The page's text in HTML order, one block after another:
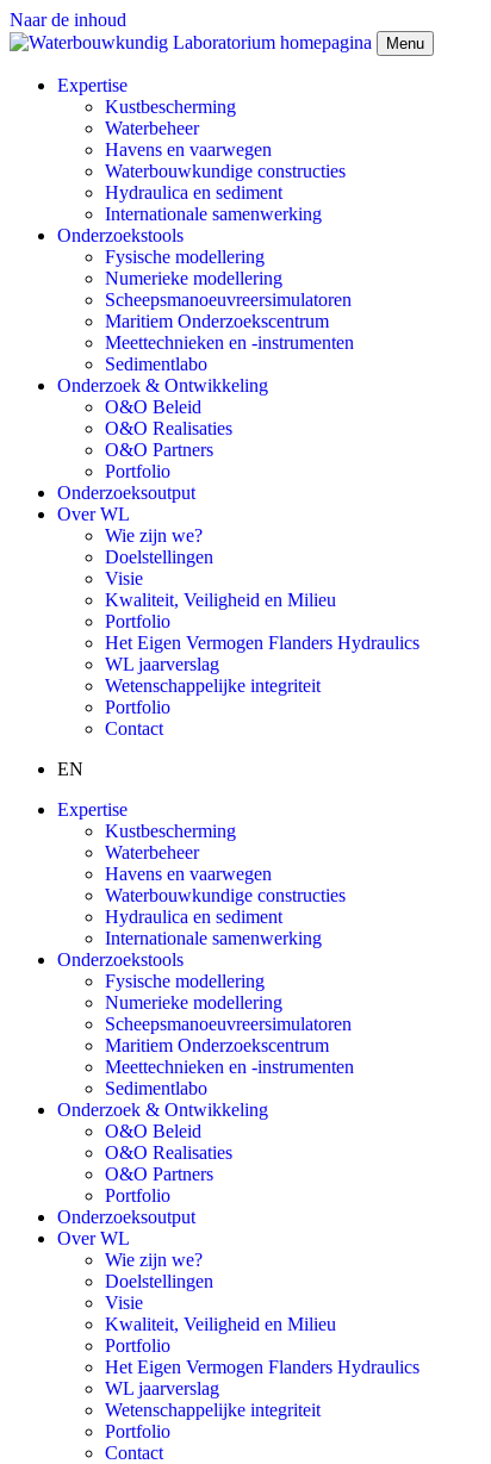
Naar de inhoud
Menu
Expertise
Kustbescherming
Waterbeheer
Havens en vaarwegen
Waterbouwkundige constructies
Hydraulica en sediment
Internationale samenwerking
Onderzoekstools
Fysische modellering
Numerieke modellering
Scheepsmanoeuvreersimulatoren
Maritiem Onderzoekscentrum
Meettechnieken en -instrumenten
Sedimentlabo
Onderzoek & Ontwikkeling
O&O Beleid
O&O Realisaties
O&O Partners
Portfolio
Onderzoeksoutput
Over WL
Wie zijn we?
Doelstellingen
Visie
Kwaliteit, Veiligheid en Milieu
Portfolio
Het Eigen Vermogen Flanders Hydraulics
WL jaarverslag
Wetenschappelijke integriteit
Portfolio
Contact
EN
Expertise
Kustbescherming
Waterbeheer
Havens en vaarwegen
Waterbouwkundige constructies
Hydraulica en sediment
Internationale samenwerking
Onderzoekstools
Fysische modellering
Numerieke modellering
Scheepsmanoeuvreersimulatoren
Maritiem Onderzoekscentrum
Meettechnieken en -instrumenten
Sedimentlabo
Onderzoek & Ontwikkeling
O&O Beleid
O&O Realisaties
O&O Partners
Portfolio
Onderzoeksoutput
Over WL
Wie zijn we?
Doelstellingen
Visie
Kwaliteit, Veiligheid en Milieu
Portfolio
Het Eigen Vermogen Flanders Hydraulics
WL jaarverslag
Wetenschappelijke integriteit
Portfolio
Contact